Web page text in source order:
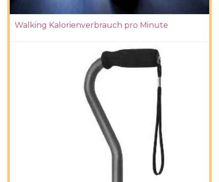
Walking Kalorienverbrauch pro Minute